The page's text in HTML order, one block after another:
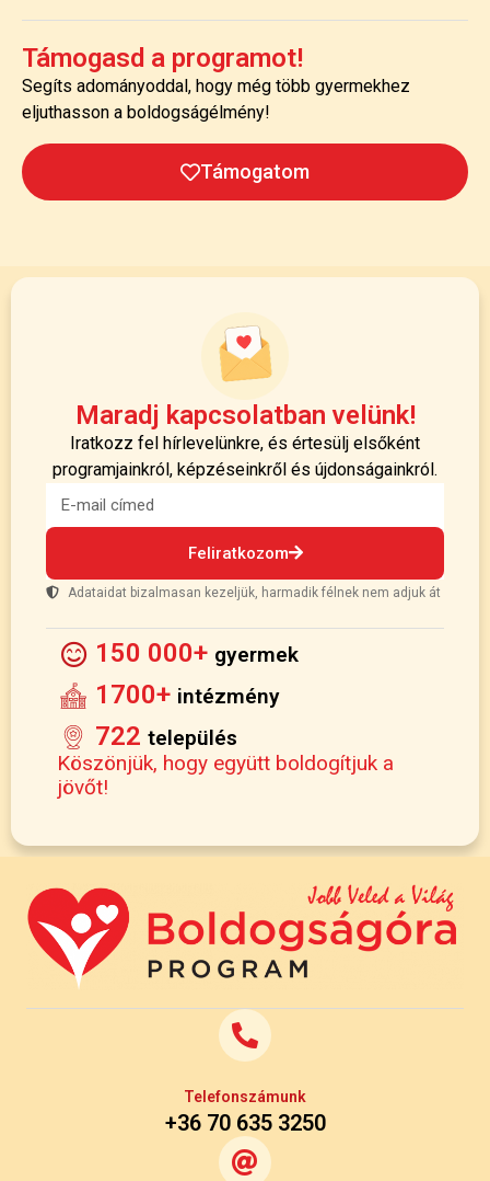
Támogasd a programot!
Segíts adományoddal, hogy még több gyermekhez
eljuthasson a boldogságélmény!
Támogatom
Maradj kapcsolatban velünk!
Iratkozz fel hírlevelünkre, és értesülj elsőként
programjainkról, képzéseinkről és újdonságainkról.
Feliratkozom
Adataidat bizalmasan kezeljük, harmadik félnek nem adjuk át
150 000+ gyermek
1700+ intézmény
722 település
Köszönjük, hogy együtt boldogítjuk a
jövőt!
Telefonszámunk
+36 70 635 3250